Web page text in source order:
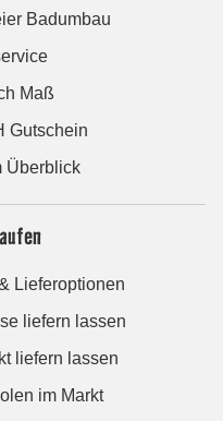
Badumbau
Maß
Gutschein
Überblick
Lieferoptionen
liefern lassen
liefern lassen
im Markt